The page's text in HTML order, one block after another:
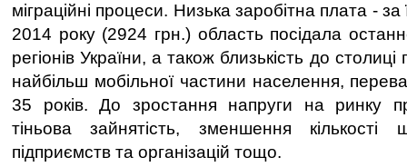
міграційні процеси. Низька заробітна плата - за
2014 року (2924 грн.) область посідала
регіонів України, а також близькість до
найбільш мобільної частини населення,
35 років. До зростання напруги на ринку
тіньова зайнятість, зменшення кількості
підприємств та організацій тощо.